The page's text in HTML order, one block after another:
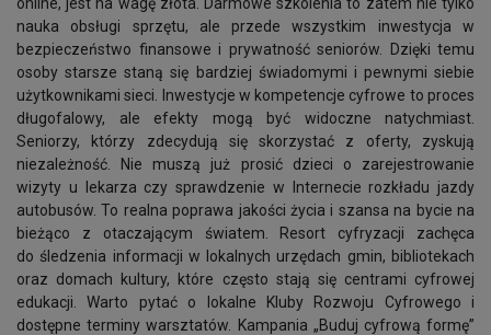
nauka obsługi sprzętu, ale przede wszystkim inwestycja w
bezpieczeństwo finansowe i prywatność seniorów. Dzięki temu
osoby starsze staną się bardziej świadomymi i pewnymi siebie
użytkownikami sieci. Inwestycje w kompetencje cyfrowe to proces
długofalowy, ale efekty mogą być widoczne natychmiast.
Seniorzy, którzy zdecydują się skorzystać z oferty, zyskują
niezależność. Nie muszą już prosić dzieci o zarejestrowanie
wizyty u lekarza czy sprawdzenie w Internecie rozkładu jazdy
autobusów. To realna poprawa jakości życia i szansa na bycie na
bieżąco z otaczającym światem. Resort cyfryzacji zachęca
do śledzenia informacji w lokalnych urzędach gmin, bibliotekach
oraz domach kultury, które często stają się centrami cyfrowej
edukacji. Warto pytać o lokalne Kluby Rozwoju Cyfrowego i
dostępne terminy warsztatów. Kampania „Buduj cyfrową formę”